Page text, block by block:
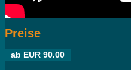
Preise
ab EUR 90.00